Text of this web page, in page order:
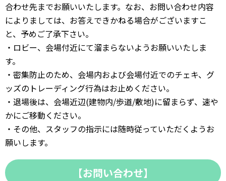
合わせ先までお願いいたします。なお、お問い合わせ内容
によりましては、お答えできかねる場合がございますこ
と、予めご了承下さい。
・ロビー、会場付近にて溜まらないようお願いいたしま
す。
・密集防止のため、会場内および会場付近でのチェキ、グ
ッズのトレーディング行為はお止めください。
・退場後は、会場近辺(建物内/歩道/敷地)に留まらず、速や
かにご移動ください。
・その他、スタッフの指示には随時従っていただくようお
願いします。
【お問い合わせ】